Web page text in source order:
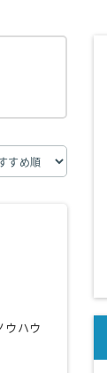
富山県
ウハウ